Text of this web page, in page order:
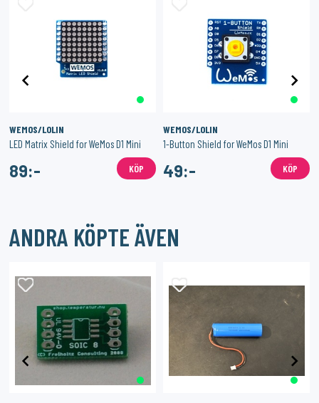
WEMOS/LOLIN
LED Matrix Shield for WeMos D1 Mini
89:- KÖP
WEMOS/LOLIN
1-Button Shield for WeMos D1 Mini
49:- KÖP
ANDRA KÖPTE ÄVEN